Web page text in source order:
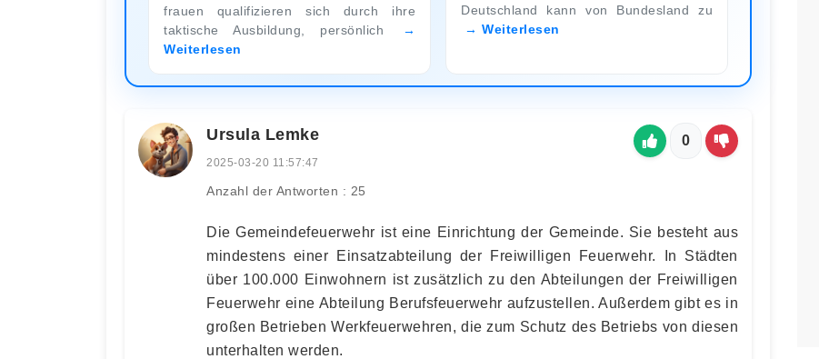
frauen qualifizieren sich durch ihre
taktische Ausbildung, persönlich
Weiterlesen
Deutschland kann von Bundesland zu
Weiterlesen
Ursula Lemke
2025-03-20 11:57:47
Anzahl der Antworten : 25
0
Die Gemeindefeuerwehr ist eine Einrichtung der Gemeinde. Sie besteht aus
mindestens einer Einsatzabteilung der Freiwilligen Feuerwehr. In Städten
über 100.000 Einwohnern ist zusätzlich zu den Abteilungen der Freiwilligen
Feuerwehr eine Abteilung Berufsfeuerwehr aufzustellen. Außerdem gibt es in
großen Betrieben Werkfeuerwehren, die zum Schutz des Betriebs von diesen
unterhalten werden.